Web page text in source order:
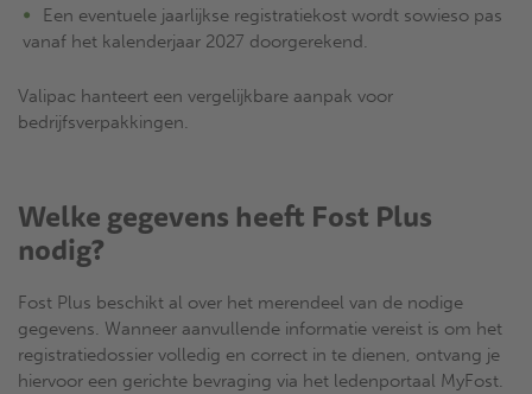
Een eventuele jaarlijkse registratiekost wordt sowieso pas
vanaf het kalenderjaar 2027 doorgerekend.
Valipac hanteert een vergelijkbare aanpak voor
bedrijfsverpakkingen.
Welke gegevens heeft Fost Plus
nodig?
Fost Plus beschikt al over het merendeel van de nodige
gegevens. Wanneer aanvullende informatie vereist is om het
registratiedossier volledig en correct in te dienen, ontvang je
hiervoor een gerichte bevraging via het ledenportaal MyFost.